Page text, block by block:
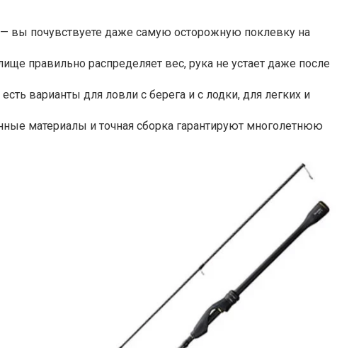
— вы почувствуете даже самую осторожную поклевку на
правильно распределяет вес, рука не устает даже после
варианты для ловли с берега и с лодки, для легких и
материалы и точная сборка гарантируют многолетнюю